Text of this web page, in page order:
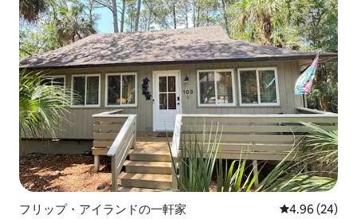
フリップ・アイランドの一軒家 レビュー24
4.96 (24)